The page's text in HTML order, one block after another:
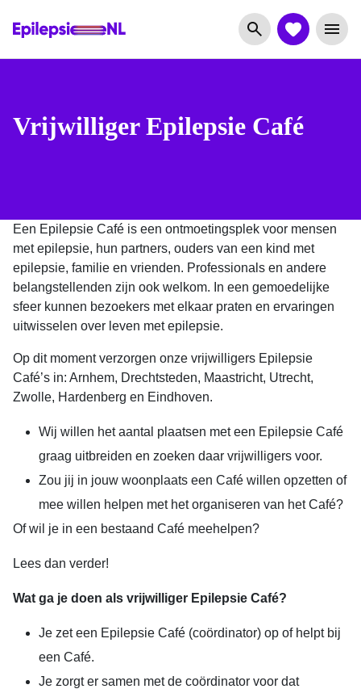
Vrijwilliger Epilepsie Café
Een Epilepsie Café is een ontmoetingsplek voor mensen
met epilepsie, hun partners, ouders van een kind met
epilepsie, familie en vrienden. Professionals en andere
belangstellenden zijn ook welkom. In een gemoedelijke
sfeer kunnen bezoekers met elkaar praten en ervaringen
uitwisselen over leven met epilepsie.
Op dit moment verzorgen onze vrijwilligers Epilepsie
Café’s in: Arnhem, Drechtsteden, Maastricht, Utrecht,
Zwolle, Hardenberg en Eindhoven.
Wij willen het aantal plaatsen met een Epilepsie Café
graag uitbreiden en zoeken daar vrijwilligers voor.
Zou jij in jouw woonplaats een Café willen opzetten of
mee willen helpen met het organiseren van het Café?
Of wil je in een bestaand Café meehelpen?
Lees dan verder!
Wat ga je doen als vrijwilliger Epilepsie Café?
Je zet een Epilepsie Café (coördinator) op of helpt bij
een Café.
Je zorgt er samen met de coördinator voor dat